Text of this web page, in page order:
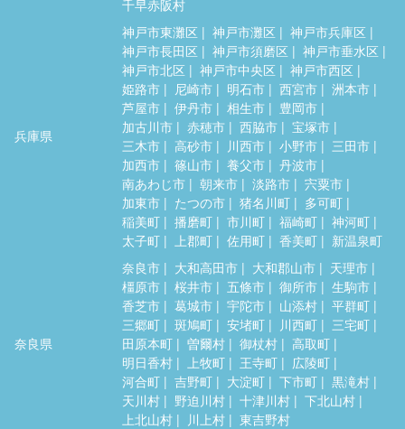
千早赤阪村
兵庫県
神戸市東灘区 神戸市灘区
神戸市兵庫区
神戸市長田区
神戸市須磨区
神戸市垂水区
神戸市北区
神戸市中央区
神戸市西区
姫路市
尼崎市 明石市 西宮市
洲本市
芦屋市
伊丹市 相生市
豊岡市
加古川市
赤穂市 西脇市
宝塚市
三木市
高砂市 川西市 小野市
三田市
加西市
篠山市 養父市
丹波市
南あわじ市
朝来市 淡路市
宍粟市
加東市
たつの市 猪名川町
多可町
稲美町
播磨町 市川町 福崎町
神河町
太子町
上郡町 佐用町 香美町 新温泉町
奈良県
奈良市 大和高田市 大和郡山市
天理市
橿原市
桜井市 五條市 御所市
生駒市
香芝市
葛城市 宇陀市 山添村
平群町
三郷町
斑鳩町 安堵町 川西町
三宅町
田原本町
曽爾村 御杖村
高取町
明日香村
上牧町 王寺町
広陵町
河合町
吉野町 大淀町 下市町
黒滝村
天川村
野迫川村 十津川村
下北山村
上北山村
川上村 東吉野村